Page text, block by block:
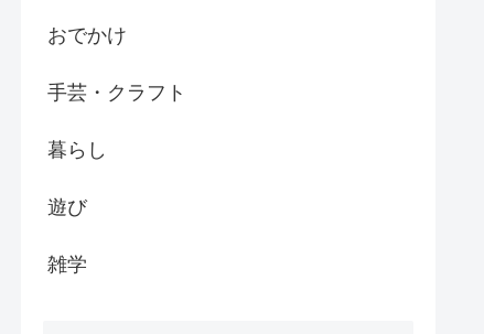
おでかけ
手芸・クラフト
暮らし
遊び
雑学